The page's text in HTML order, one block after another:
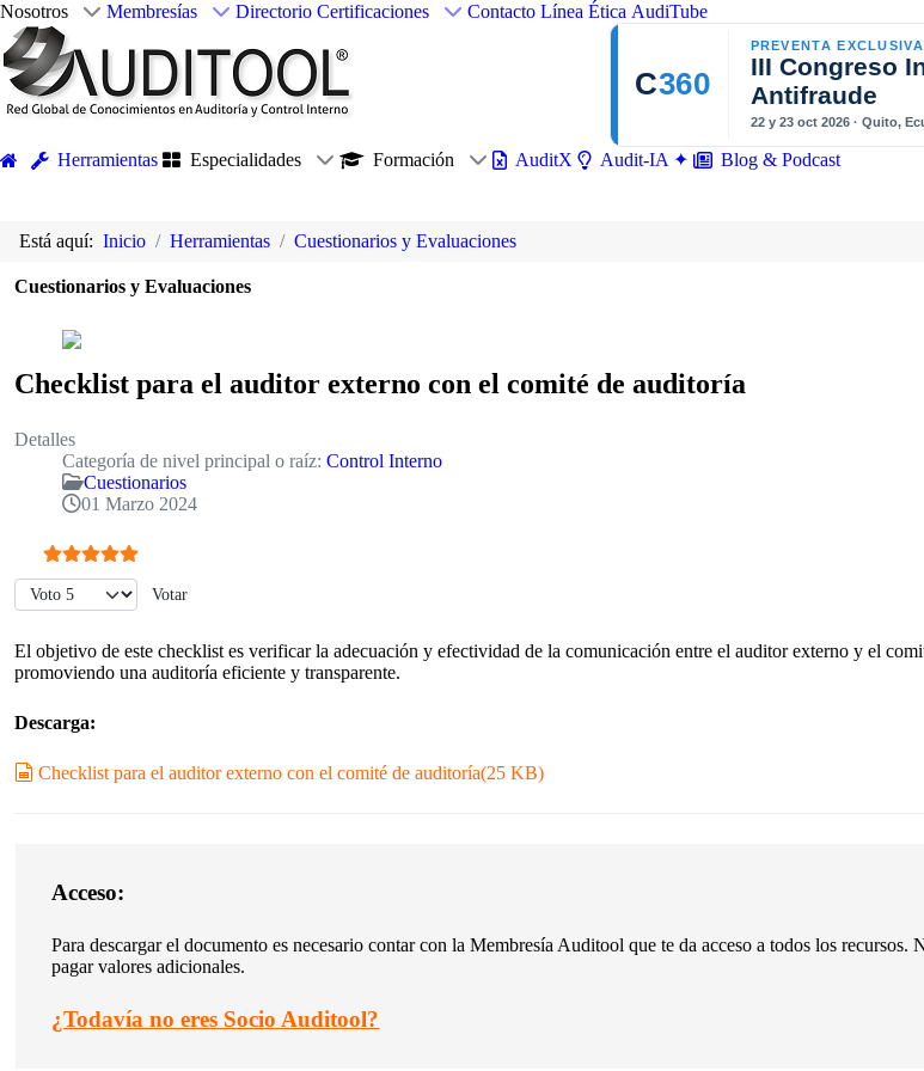
Nosotros Membresías Directorio Certificaciones Contacto Línea Ética AudiTube
C360
PREVENTA EXCLUSIVA
III Congreso
Antifraude
22 y 23 oct 2026 · Quito,
Herramientas Especialidades Formación AuditX Audit-IA ✦ Blog & Podcast
Está aquí: Inicio Herramientas Cuestionarios y Evaluaciones
Cuestionarios y Evaluaciones
Checklist para el auditor externo con el comité de auditoría
Detalles
Categoría de nivel principal o raíz: Control Interno
Cuestionarios
01 Marzo 2024
Ratio:5/5
Por favor, vote
El objetivo de este checklist es verificar la adecuación y efectividad de la comunicación entre el auditor externo y el
promoviendo una auditoría eficiente y transparente.
Descarga:
spreadsheet
Checklist para el auditor externo con el comité de auditoría(25 KB)
Acceso:
Para descargar el documento es necesario contar con la Membresía Auditool que te da acceso a todos los recursos.
pagar valores adicionales.
¿Todavía no eres Socio Auditool?